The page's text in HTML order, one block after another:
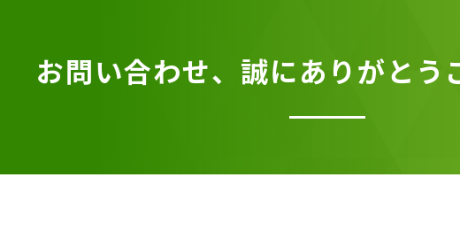
お問い合わせ、誠にありがとう